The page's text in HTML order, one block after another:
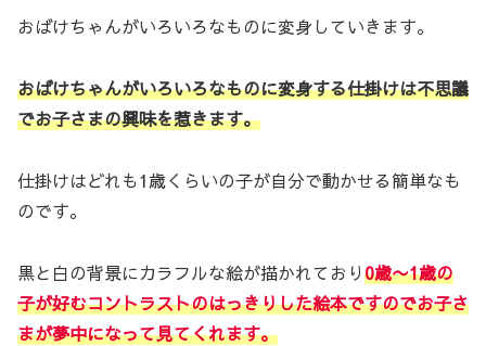
おばけちゃんがいろいろなものに変身していきます。
おばけちゃんがいろいろなものに変身する仕掛けは不思議
でお子さまの興味を惹きます。
仕掛けはどれも1歳くらいの子が自分で動かせる簡単なも
のです。
黒と白の背景にカラフルな絵が描かれており0歳〜1歳の
子が好むコントラストのはっきりした絵本ですのでお子さ
まが夢中になって見てくれます。